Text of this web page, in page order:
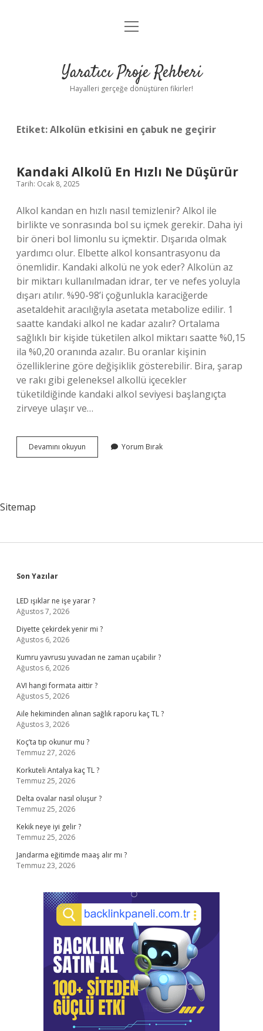
Anasayfa
Yasal Uyarı
menüyü
Yaratıcı Proje Rehberi
Hayalleri gerçeğe dönüştüren fikirler!
Etiket:Alkolün etkisini en çabuk ne geçirir
Kandaki Alkolü En Hızlı Ne Düşürür
Tarih: Ocak 8, 2025
Alkol kandan en hızlı nasıl temizlenir? Alkol ile
birlikte ve sonrasında bol su içmek gerekir. Daha iyi
bir öneri bol limonlu su içmektir. Dışarıda olmak
yardımcı olur. Elbette alkol konsantrasyonu da
önemlidir. Kandaki alkolü ne yok eder? Alkolün az
bir miktarı kullanılmadan idrar, ter ve nefes yoluyla
dışarı atılır. %90-98’i çoğunlukla karaciğerde
asetaldehit aracılığıyla asetata metabolize edilir. 1
saatte kandaki alkol ne kadar azalır? Ortalama
sağlıklı bir kişide tüketilen alkol miktarı saatte %0,15
ila %0,20 oranında azalır. Bu oranlar kişinin
özelliklerine göre değişiklik gösterebilir. Bira, şarap
ve rakı gibi geleneksel alkollü içecekler
tüketildiğinde kandaki alkol seviyesi başlangıçta
zirveye ulaşır ve…
Devamını okuyun Kandaki
Alkolü
Yorum Bırak
Sitemap
Sidebar
Son Yazılar
LED ışıklar ne işe yarar ?
Ağustos 7, 2026
Diyette çekirdek yenir mi ?
Ağustos 6, 2026
Kumru yavrusu yuvadan ne zaman uçabilir ?
Ağustos 6, 2026
AVI hangi formata aittir ?
Ağustos 5, 2026
Aile hekiminden alınan sağlık raporu kaç TL ?
Ağustos 3, 2026
Koç’ta tıp okunur mu ?
Temmuz 27, 2026
Korkuteli Antalya kaç TL ?
Temmuz 25, 2026
Delta ovalar nasıl oluşur ?
Temmuz 25, 2026
Kekik neye iyi gelir ?
Temmuz 25, 2026
Jandarma eğitimde maaş alır mı ?
Temmuz 23, 2026